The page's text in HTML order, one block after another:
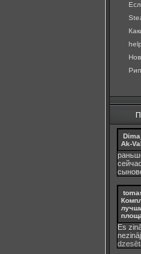
help
Ak-
Es